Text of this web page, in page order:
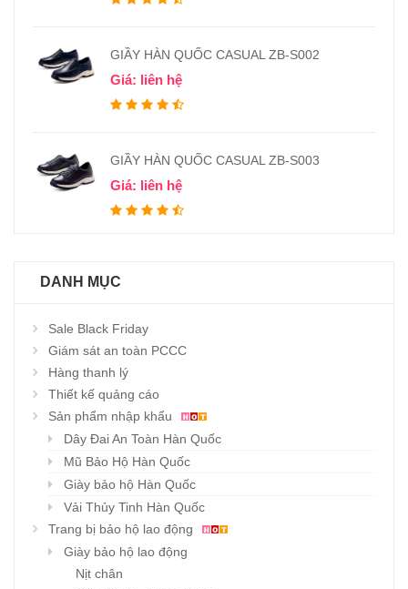
GIẦY HÀN QUỐC CASUAL ZB-S002
Giá: liên hệ
GIẦY HÀN QUỐC CASUAL ZB-S003
Giá: liên hệ
DANH MỤC
Sale Black Friday
Giám sát an toàn PCCC
Hàng thanh lý
Thiết kế quảng cáo
Sản phẩm nhập khẩu
Dây Đai An Toàn Hàn Quốc
Mũ Bảo Hộ Hàn Quốc
Giày bảo hộ Hàn Quốc
Vải Thủy Tinh Hàn Quốc
Trang bị bảo hộ lao động
Giày bảo hộ lao động
Nịt chân